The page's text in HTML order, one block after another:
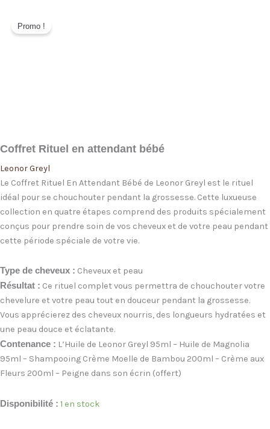
Promo !
Coffret Rituel en attendant bébé
Leonor Greyl
Le Coffret Rituel En Attendant Bébé de Leonor Greyl est le rituel
idéal pour se chouchouter pendant la grossesse. Cette luxueuse
collection en quatre étapes comprend des produits spécialement
conçus pour prendre soin de vos cheveux et de votre peau pendant
cette période spéciale de votre vie.
Type de cheveux : Cheveux et peau
Résultat : Ce rituel complet vous permettra de chouchouter votre
chevelure et votre peau tout en douceur pendant la grossesse.
Vous apprécierez des cheveux nourris, des longueurs hydratées et
une peau douce et éclatante.
Contenance : L’Huile de Leonor Greyl 95ml – Huile de Magnolia
95ml – Shampooing Crème Moelle de Bambou 200ml – Crème aux
Fleurs 200ml – Peigne dans son écrin (offert)
Disponibilité : 1 en stock
quantité